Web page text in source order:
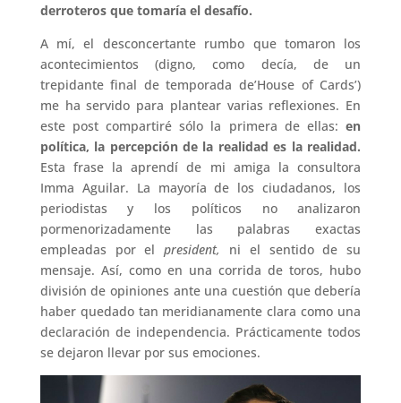
derroteros que tomaría el desafío.
A mí, el desconcertante rumbo que tomaron los
acontecimientos (digno, como decía, de un
trepidante final de temporada de’House of Cards’)
me ha servido para plantear varias reflexiones. En
este post compartiré sólo la primera de ellas:en
política, la percepción de la realidad es la realidad.
Esta frase la aprendí de mi amiga la consultora
Imma Aguilar. La mayoría de los ciudadanos, los
periodistas y los políticos no analizaron
pormenorizadamente las palabras exactas
empleadas por elpresident, ni el sentido de su
mensaje. Así, como en una corrida de toros, hubo
división de opiniones ante una cuestión que debería
haber quedado tan meridianamente clara como una
declaración de independencia. Prácticamente todos
se dejaron llevar por sus emociones.